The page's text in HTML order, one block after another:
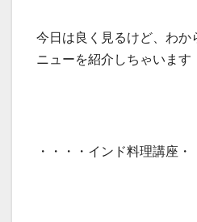
今日は良く見るけど、わか
ニューを紹介しちゃいます
・・・・インド料理講座・